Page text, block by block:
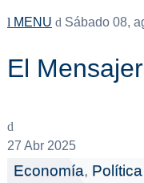
MENU Sábado 08,
El
27 Abr 2025
Economía, Política